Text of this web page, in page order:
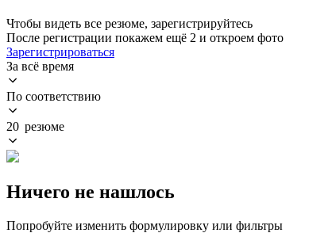
Чтобы видеть все резюме, зарегистрируйтесь
После регистрации покажем ещё 2 и откроем фото
Зарегистрироваться
За всё время
По соответствию
20 резюме
Ничего не нашлось
Попробуйте изменить формулировку или фильтры